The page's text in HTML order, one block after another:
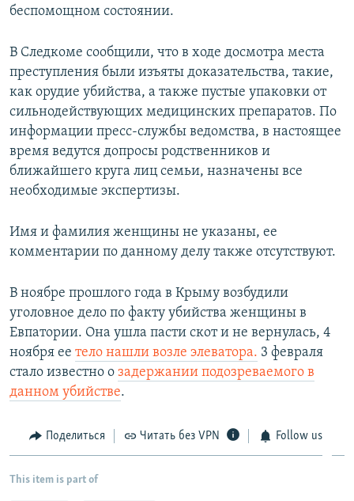
беспомощном состоянии.
В Следкоме сообщили, что в ходе досмотра места
преступления были изъяты доказательства, такие,
как орудие убийства, а также пустые упаковки от
сильнодействующих медицинских препаратов. По
информации пресс-службы ведомства, в настоящее
время ведутся допросы родственников и
ближайшего круга лиц семьи, назначены все
необходимые экспертизы.
Имя и фамилия женщины не указаны, ее
комментарии по данному делу также отсутствуют.
В ноябре прошлого года в Крыму возбудили
уголовное дело по факту убийства женщины в
Евпатории. Она ушла пасти скот и не вернулась, 4
ноября ее тело нашли возле элеватора. 3 февраля
стало известно о задержании подозреваемого в
данном убийстве.
Поделиться Читать без VPN Follow us
This item is part of